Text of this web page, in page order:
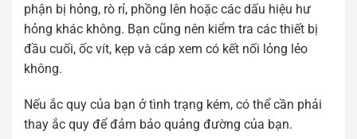
phận bị hỏng, rò rỉ, phồng lên hoặc các dấu hiệu hư
hỏng khác không. Bạn cũng nên kiểm tra các thiết bị
đầu cuối, ốc vít, kẹp và cáp xem có kết nối lỏng lẻo
không.
Nếu ắc quy của bạn ở tình trạng kém, có thể cần phải
thay ắc quy để đảm bảo quảng đường của bạn.